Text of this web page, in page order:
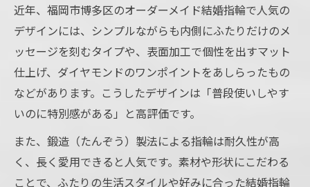
近年、福岡市博多区のオーダーメイド結婚指輪で人気の
デザインには、シンプルながらも内側にふたりだけのメ
ッセージを刻むタイプや、表面加工で個性を出すマット
仕上げ、ダイヤモンドのワンポイントをあしらったもの
などがあります。こうしたデザインは「普段使いしやす
いのに特別感がある」と高評価です。
また、鍛造（たんぞう）製法による指輪は耐久性が高
く、長く愛用できると人気です。素材や形状にこだわる
ことで、ふたりの生活スタイルや好みに合った結婚指輪